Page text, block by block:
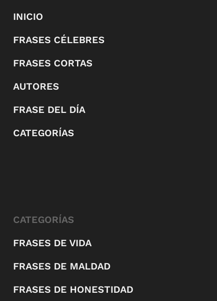
INICIO
FRASES CÉLEBRES
FRASES CORTAS
AUTORES
FRASE DEL DÍA
CATEGORÍAS
CATEGORÍAS
FRASES DE VIDA
FRASES DE MALDAD
FRASES DE HONESTIDAD